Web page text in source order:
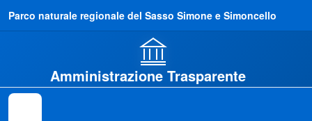
Parco naturale regionale del Sasso Simone e Simoncello
Amministrazione Trasparente